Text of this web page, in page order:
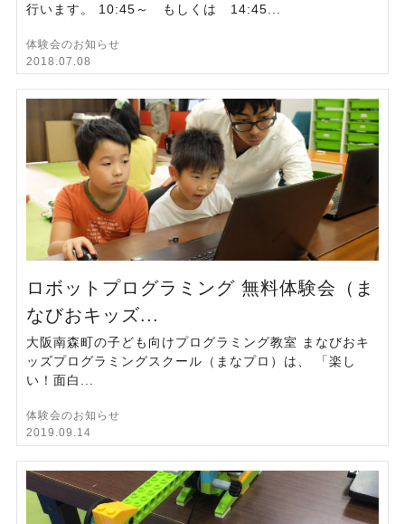
行います。 10:45～ もしくは 14:45...
体験会のお知らせ
2018.07.08
ロボットプログラミング 無料体験会（ま
なびおキッズ...
大阪南森町の子ども向けプログラミング教室 まなびおキ
ッズプログラミングスクール（まなプロ）は、 「楽し
い！面白...
体験会のお知らせ
2019.09.14